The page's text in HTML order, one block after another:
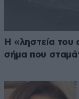
Η «ληστεία του
σήμα που